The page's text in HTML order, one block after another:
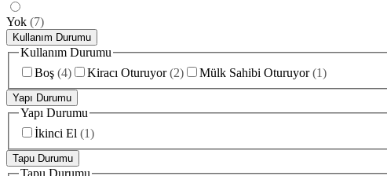
Yok (7)
Kullanım Durumu
Kullanım Durumu
Boş (4) Kiracı Oturuyor (2) Mülk Sahibi Oturuyor (1)
Yapı Durumu
Yapı Durumu
İkinci El (1)
Tapu Durumu
Tapu Durumu